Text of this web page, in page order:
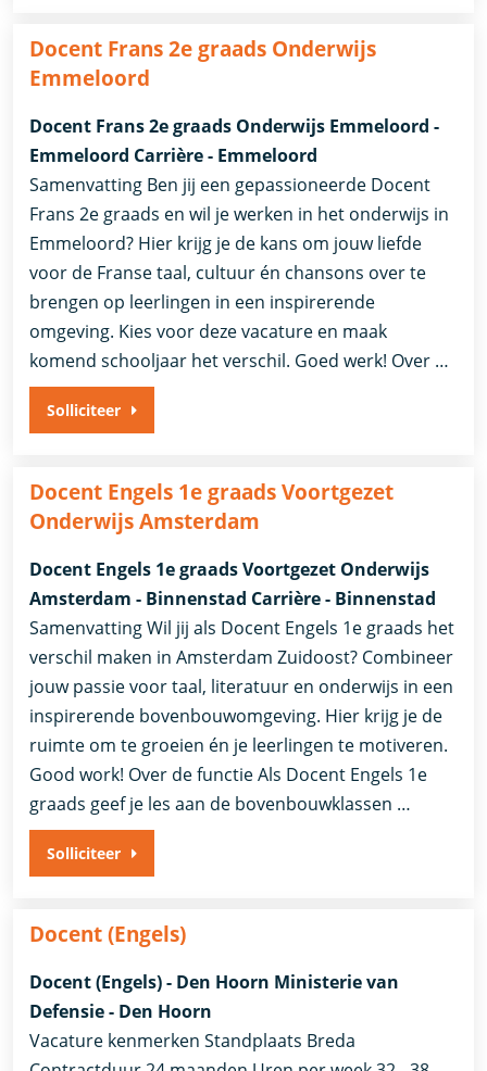
Docent Frans 2e graads Onderwijs
Emmeloord
Docent Frans 2e graads Onderwijs Emmeloord -
Emmeloord Carrière - Emmeloord
Samenvatting Ben jij een gepassioneerde Docent
Frans 2e graads en wil je werken in het onderwijs in
Emmeloord? Hier krijg je de kans om jouw liefde
voor de Franse taal, cultuur én chansons over te
brengen op leerlingen in een inspirerende
omgeving. Kies voor deze vacature en maak
komend schooljaar het verschil. Goed werk! Over …
Solliciteer
Docent Engels 1e graads Voortgezet
Onderwijs Amsterdam
Docent Engels 1e graads Voortgezet Onderwijs
Amsterdam - Binnenstad Carrière - Binnenstad
Samenvatting Wil jij als Docent Engels 1e graads het
verschil maken in Amsterdam Zuidoost? Combineer
jouw passie voor taal, literatuur en onderwijs in een
inspirerende bovenbouwomgeving. Hier krijg je de
ruimte om te groeien én je leerlingen te motiveren.
Good work! Over de functie Als Docent Engels 1e
graads geef je les aan de bovenbouwklassen …
Solliciteer
Docent (Engels)
Docent (Engels) - Den Hoorn Ministerie van
Defensie - Den Hoorn
Vacature kenmerken Standplaats Breda